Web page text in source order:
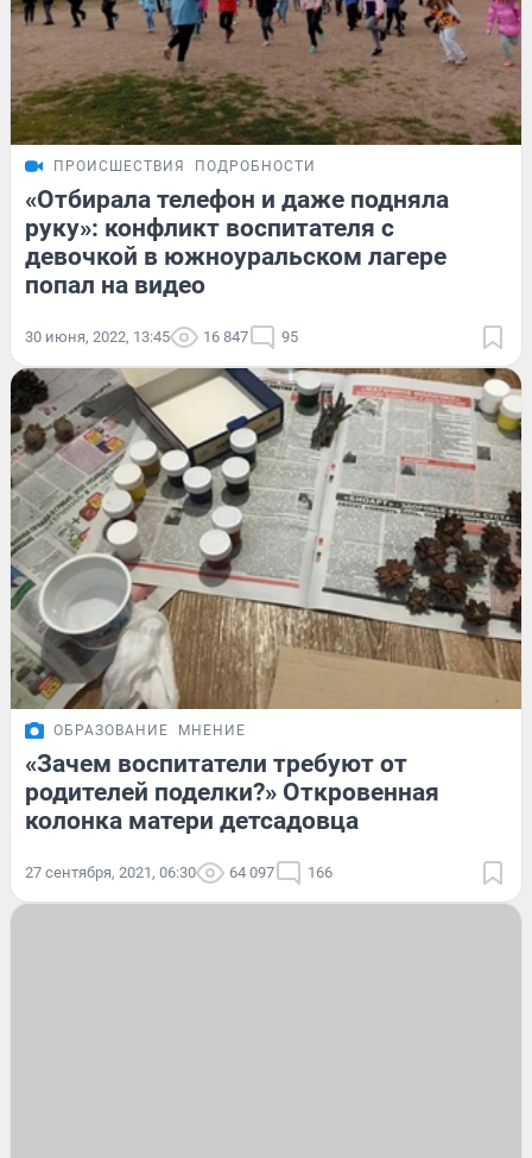
ПРОИСШЕСТВИЯ ПОДРОБНОСТИ
«Отбирала телефон и даже подняла
руку»: конфликт воспитателя с
девочкой в южноуральском лагере
попал на видео
30 июня, 2022, 13:45 16 847 95
ОБРАЗОВАНИЕ МНЕНИЕ
«Зачем воспитатели требуют от
родителей поделки?» Откровенная
колонка матери детсадовца
27 сентября, 2021, 06:30 64 097 166